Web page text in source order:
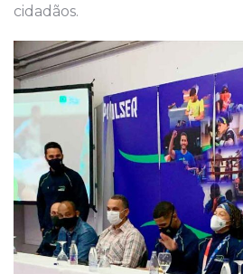
cidadãos.